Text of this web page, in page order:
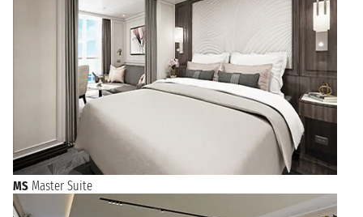
MS Master Suite